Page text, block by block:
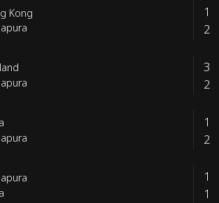
Kong
1
2
3
2
1
2
1
1